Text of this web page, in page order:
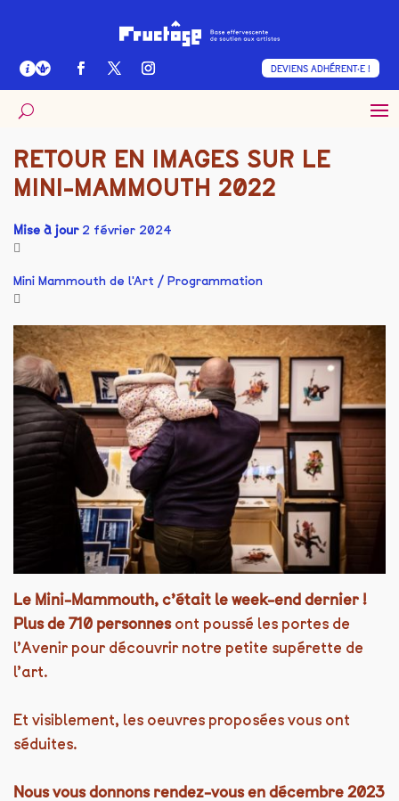
DEVIENS ADHÉRENT·E !
Le Mini-Mammouth, c’était le week-end dernier !
Plus de 710 personnesont poussé les portes de
l’Avenir pour découvrir notre petite supérette de
l’art.
Et visiblement, les oeuvres proposées vous ont
séduites.
Nous vous donnons rendez-vous en décembre 2023
RETOUR EN IMAGES SUR LE
MINI-MAMMOUTH 2022
Mise à jour2 février 2024
Mini Mammouth de l'Art / Programmation